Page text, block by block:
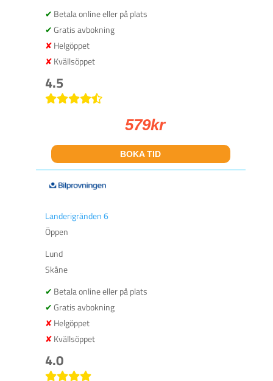
Betala online eller på plats
Gratis avbokning
Helgöppet
Kvällsöppet
4.5
579kr
BOKA TID
Landerigränden 6
Öppen
Lund
Skåne
Betala online eller på plats
Gratis avbokning
Helgöppet
Kvällsöppet
4.0